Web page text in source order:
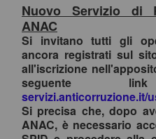
Nuovo Servizio di
ANAC
Si invitano tutti gli
ancora registrati sul
all'iscrizione
seguente
servizi.anticorruzione.it/
Si precisa che, dopo
ANAC, è necessario